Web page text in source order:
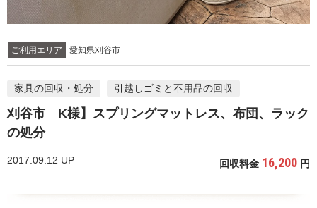
ご利用エリア 愛知県刈谷市
家具の回収・処分 引越しゴミと不用品の回収
刈谷市 K様】スプリングマットレス、布団、ラック
の処分
2017.09.12 UP 回収料金 16,200 円